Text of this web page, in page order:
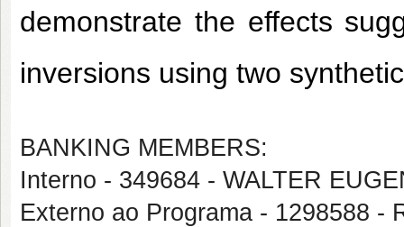
demonstrate the effects
inversions using two
BANKING MEMBERS:
Interno - 349684 - WALTER
Externo ao Programa - 1298588 -